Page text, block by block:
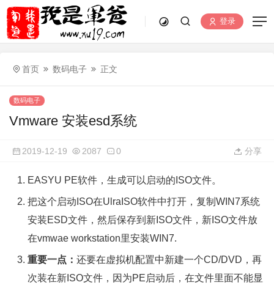
登录
首页 数码电子 正文
数码电子
Vmware 安装esd系统
2019-12-19 2087 0 分享
EASYU PE软件，生成可以启动的ISO文件。
把这个启动ISO在UlraISO软件中打开，复制WIN7系统
安装ESD文件，然后保存到新ISO文件，新ISO文件放
在vmwae workstation里安装WIN7.
重要一点： 还要在虚拟机配置中新建一个CD/DVD，再
次装在新ISO文件，因为PE启动后，在文件里面不能显